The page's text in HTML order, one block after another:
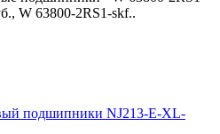
W 63800-2RS1-skf..